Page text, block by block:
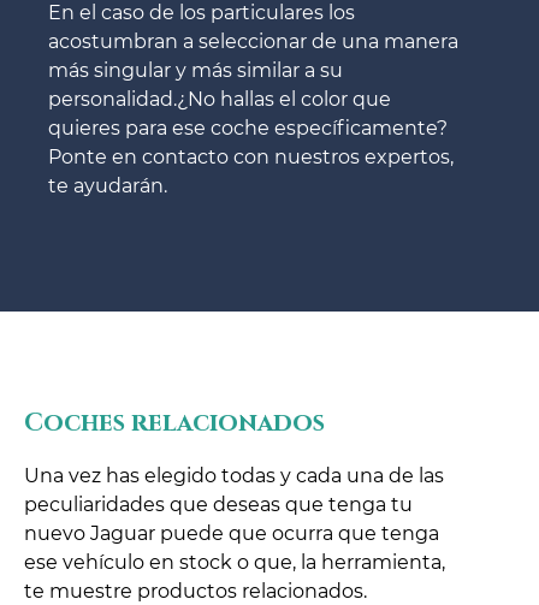
En el caso de los particulares los
acostumbran a seleccionar de una manera
más singular y más similar a su
personalidad.¿No hallas el color que
quieres para ese coche específicamente?
Ponte en contacto con nuestros expertos,
te ayudarán.
Coches relacionados
Una vez has elegido todas y cada una de las
peculiaridades que deseas que tenga tu
nuevo Jaguar puede que ocurra que tenga
ese vehículo en stock o que, la herramienta,
te muestre productos relacionados.